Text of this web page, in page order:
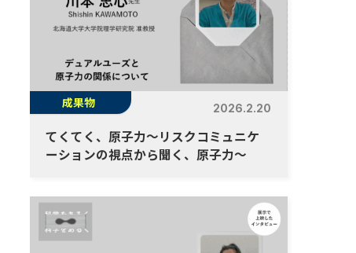
成果物 2026.2.20
てくてく、原子力～リスクコミュニケ
ーションの視点から聞く、原子力～